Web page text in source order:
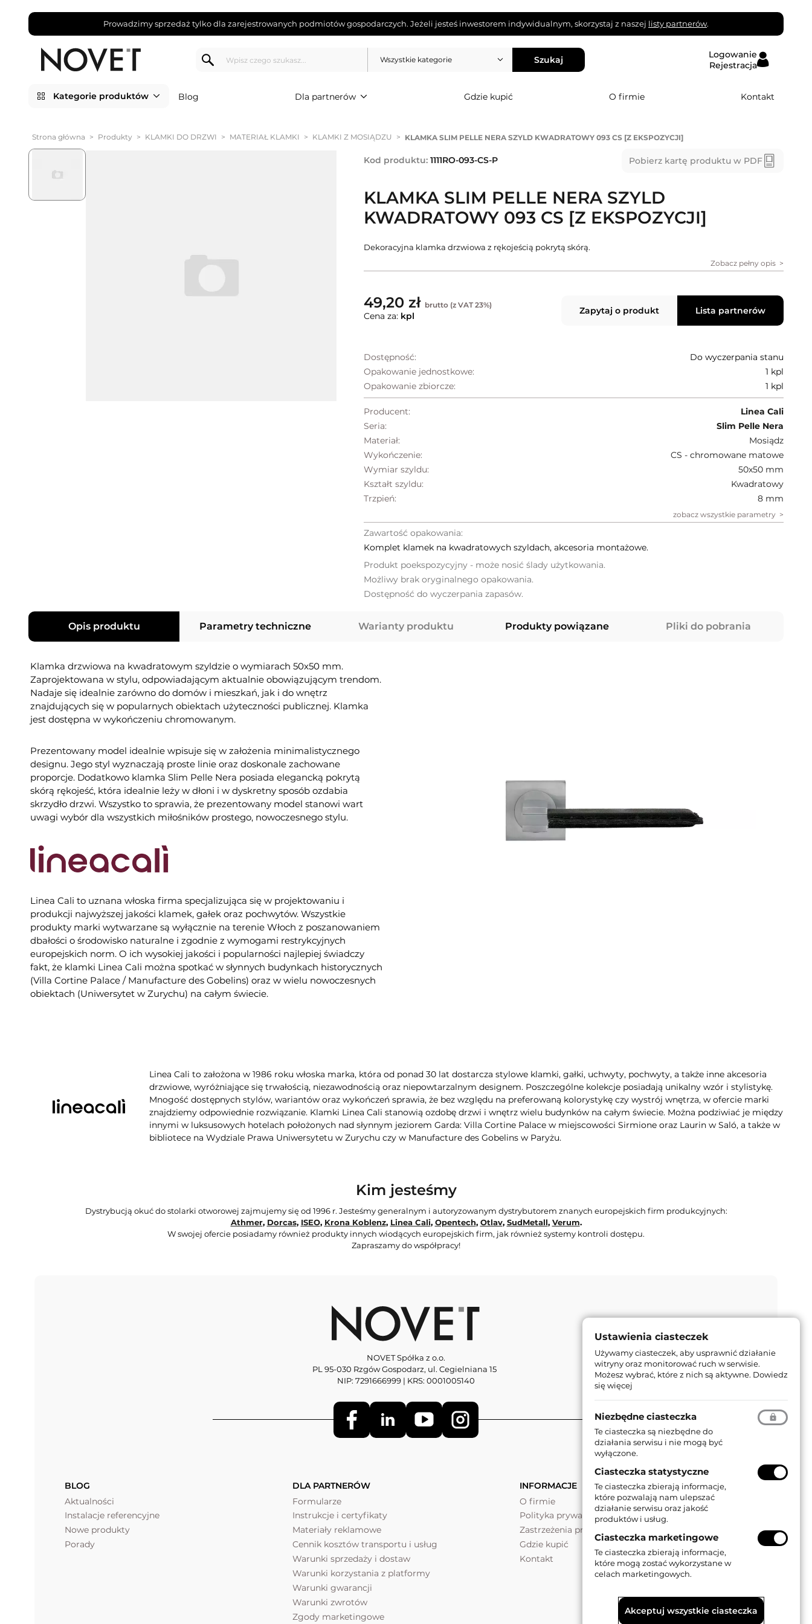
Prowadzimy sprzedaż tylko dla zarejestrowanych podmiotów gospodarczych. Jeżeli jesteś inwestorem indywidualnym, skorzystaj z naszej listy partnerów.
Wszystkie kategorie Szukaj
Logowanie
Rejestracja
Kategorie produktów Blog Dla partnerów Gdzie kupić O firmie Kontakt
Strona główna > Produkty > KLAMKI DO DRZWI > MATERIAŁ KLAMKI > KLAMKI Z MOSIĄDZU > KLAMKA SLIM PELLE NERA SZYLD KWADRATOWY 093 CS [Z EKSPOZYCJI]
Kod produktu: 1111RO-093-CS-P Pobierz kartę produktu w PDF
KLAMKA SLIM PELLE NERA SZYLD
KWADRATOWY 093 CS [Z EKSPOZYCJI]
Dekoracyjna klamka drzwiowa z rękojeścią pokrytą skórą.
Zobacz pełny opis
49,20 zł brutto (z VAT 23%)
Cena za: kpl Zapytaj o produkt Lista partnerów
Dostępność:
Do wyczerpania stanu
Opakowanie jednostkowe:
1 kpl
Opakowanie zbiorcze:
1 kpl
Producent:
Linea Cali
Seria:
Slim Pelle Nera
Materiał:
Mosiądz
Wykończenie:
CS - chromowane matowe
Wymiar szyldu:
50x50 mm
Kształt szyldu:
Kwadratowy
Trzpień:
8 mm
zobacz wszystkie parametry
Zawartość opakowania:
Komplet klamek na kwadratowych szyldach, akcesoria montażowe.
Produkt poekspozycyjny - może nosić ślady użytkowania.
Możliwy brak oryginalnego opakowania.
Dostępność do wyczerpania zapasów.
Opis produktu Parametry techniczne Warianty produktu Produkty powiązane Pliki do pobrania
Klamka drzwiowa na kwadratowym szyldzie o wymiarach 50x50 mm.
Zaprojektowana w stylu, odpowiadającym aktualnie obowiązującym trendom.
Nadaje się idealnie zarówno do domów i mieszkań, jak i do wnętrz
znajdujących się w popularnych obiektach użyteczności publicznej. Klamka
jest dostępna w wykończeniu chromowanym.
Prezentowany model idealnie wpisuje się w założenia minimalistycznego
designu. Jego styl wyznaczają proste linie oraz doskonale zachowane
proporcje. Dodatkowo klamka Slim Pelle Nera posiada elegancką pokrytą
skórą rękojeść, która idealnie leży w dłoni i w dyskretny sposób ozdabia
skrzydło drzwi. Wszystko to sprawia, że prezentowany model stanowi wart
uwagi wybór dla wszystkich miłośników prostego, nowoczesnego stylu.
Linea Cali to uznana włoska firma specjalizująca się w projektowaniu i
produkcji najwyższej jakości klamek, gałek oraz pochwytów. Wszystkie
produkty marki wytwarzane są wyłącznie na terenie Włoch z poszanowaniem
dbałości o środowisko naturalne i zgodnie z wymogami restrykcyjnych
europejskich norm. O ich wysokiej jakości i popularności najlepiej świadczy
fakt, że klamki Linea Cali można spotkać w słynnych budynkach historycznych
(Villa Cortine Palace / Manufacture des Gobelins) oraz w wielu nowoczesnych
obiektach (Uniwersytet w Zurychu) na całym świecie.
Linea Cali to założona w 1986 roku włoska marka, która od ponad 30 lat dostarcza stylowe klamki, gałki, uchwyty, pochwyty, a także inne akcesoria
drzwiowe, wyróżniające się trwałością, niezawodnością oraz niepowtarzalnym designem. Poszczególne kolekcje posiadają unikalny wzór i stylistykę.
Mnogość dostępnych stylów, wariantów oraz wykończeń sprawia, że bez względu na preferowaną kolorystykę czy wystrój wnętrza, w ofercie marki
znajdziemy odpowiednie rozwiązanie. Klamki Linea Cali stanowią ozdobę drzwi i wnętrz wielu budynków na całym świecie. Można podziwiać je między
innymi w luksusowych hotelach położonych nad słynnym jeziorem Garda: Villa Cortine Palace w miejscowości Sirmione oraz Laurin w Saló, a także w
bibliotece na Wydziale Prawa Uniwersytetu w Zurychu czy w Manufacture des Gobelins w Paryżu.
Kim jesteśmy
Dystrybucją okuć do stolarki otworowej zajmujemy się od 1996 r. Jesteśmy generalnym i autoryzowanym dystrybutorem znanych europejskich firm produkcyjnych:
Athmer, Dorcas, ISEO, Krona Koblenz, Linea Cali, Opentech, Otlav, SudMetall, Verum.
W swojej ofercie posiadamy również produkty innych wiodących europejskich firm, jak również systemy kontroli dostępu.
Zapraszamy do współpracy!
NOVET Spółka z o.o.
PL 95-030 Rzgów Gospodarz, ul. Cegielniana 15
NIP: 7291666999 | KRS: 0001005140
BLOG
Aktualności
Instalacje referencyjne
Nowe produkty
Porady
DLA PARTNERÓW
Formularze
Instrukcje i certyfikaty
Materiały reklamowe
Cennik kosztów transportu i usług
Warunki sprzedaży i dostaw
Warunki korzystania z platformy
Warunki gwarancji
Warunki zwrotów
Zgody marketingowe
INFORMACJE
O firmie
Polityka prywatności
Zastrzeżenia prawne
Gdzie kupić
Kontakt
Ustawienia ciasteczek
Używamy ciasteczek, aby usprawnić działanie
witryny oraz monitorować ruch w serwisie.
Możesz wybrać, które z nich są aktywne. Dowiedz
się więcej
Niezbędne ciasteczka
Te ciasteczka są niezbędne do
działania serwisu i nie mogą być
wyłączone.
Ciasteczka statystyczne
Te ciasteczka zbierają informacje,
które pozwalają nam ulepszać
działanie serwisu oraz jakość
produktów i usług.
Ciasteczka marketingowe
Te ciasteczka zbierają informacje,
które mogą zostać wykorzystane w
celach marketingowych.
Akceptuj wszystkie ciasteczka